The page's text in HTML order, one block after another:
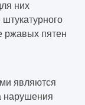
них
ржавых пятен
являются
нарушения